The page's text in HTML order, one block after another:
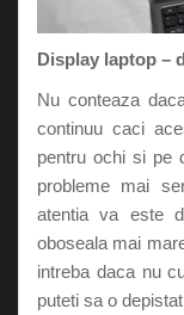
Display laptop –
Nu conteaza
continuu caci
pentru ochi si pe
probleme mai
atentia va este
oboseala mai
intreba daca nu
puteti sa o